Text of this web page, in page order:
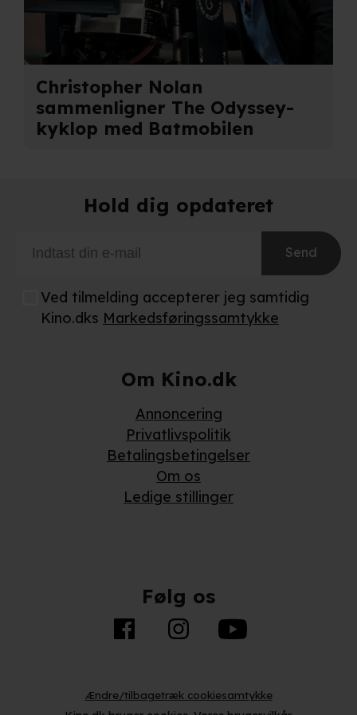
Christopher Nolan
sammenligner The Odyssey-
kyklop med Batmobilen
Hold dig opdateret
Send
Ved tilmelding accepterer jeg samtidig
Kino.dks Markedsføringssamtykke
Om Kino.dk
Annoncering
Privatlivspolitik
Betalingsbetingelser
Om os
Ledige stillinger
Følg os
Ændre/tilbagetræk cookiesamtykke